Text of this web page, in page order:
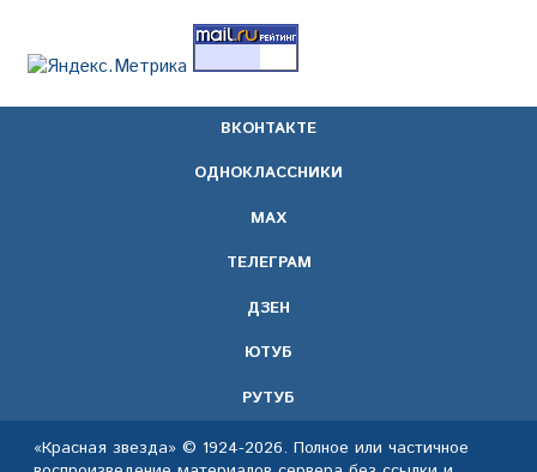
ВКОНТАКТЕ
ОДНОКЛАССНИКИ
МАХ
ТЕЛЕГРАМ
ДЗЕН
ЮТУБ
РУТУБ
«Красная звезда» © 1924-2026. Полное или частичное